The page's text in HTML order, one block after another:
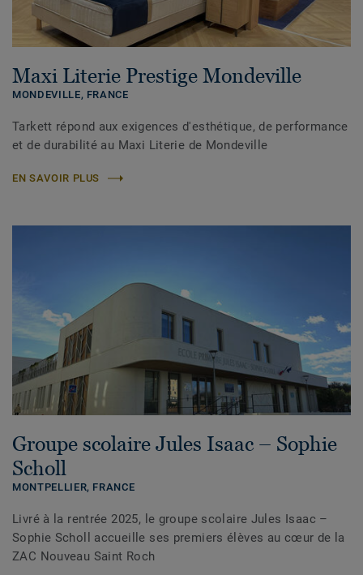
Maxi Literie Prestige Mondeville
MONDEVILLE, FRANCE
Tarkett répond aux exigences d'esthétique, de performance
et de durabilité au Maxi Literie de Mondeville
EN SAVOIR PLUS
Groupe scolaire Jules Isaac – Sophie
Scholl
MONTPELLIER, FRANCE
Livré à la rentrée 2025, le groupe scolaire Jules Isaac –
Sophie Scholl accueille ses premiers élèves au cœur de la
ZAC Nouveau Saint Roch